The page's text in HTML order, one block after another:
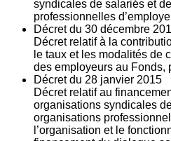
syndicales de salariés et
professionnelles
Décret du 30 décembre
Décret relatif à la
le taux et les modalités de
des employeurs au Fonds,
Décret du 28 janvier 2015
Décret relatif au
organisations syndicales
organisations
l’organisation et le